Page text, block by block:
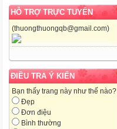
HỖ TRỢ TRỰC TUYẾN
(thuongthuongqb@gmail.com)
ĐIỀU TRA Ý KIẾN
Bạn thấy trang này như thế nào?
Đẹp
Đơn điệu
Bình thường